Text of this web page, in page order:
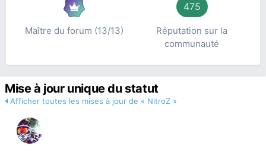
Maître du forum (13/13)
475
Réputation sur la
communauté
Mise à jour unique du statut
Afficher toutes les mises à jour de « NitroZ »